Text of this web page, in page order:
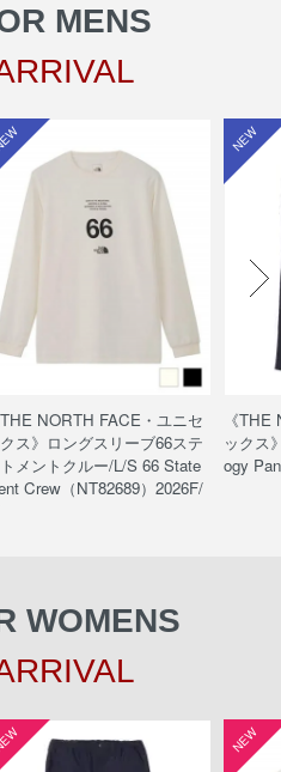
MENS
THE NORTH FACE・ユニセ
ス》ロングスリーブ66ステ
メントクルー/L/S 66 State
Crew（NT82689）2026F/
NEW
《
ックス
ogy
WOMENS
NEW